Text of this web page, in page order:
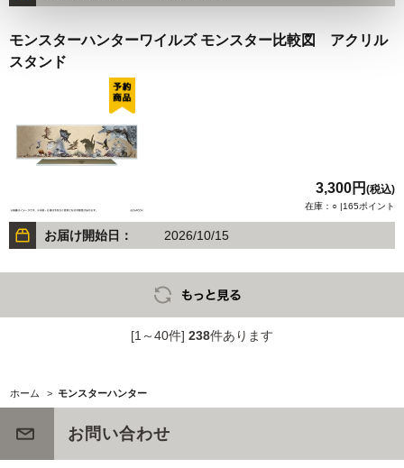
モンスターハンターワイルズ モンスター比較図 アクリル
スタンド
3,300円 (税込)
在庫：○ |165ポイント
お届け開始日： 2026/10/15
[1～40件] 238件あります
ホーム > モンスターハンター
お問い合わせ